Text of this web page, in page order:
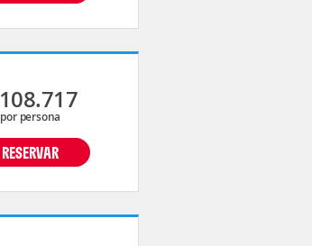
108.717
por persona
RESERVAR